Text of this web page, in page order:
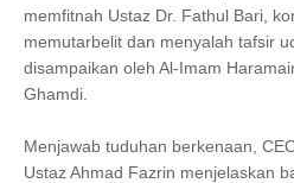
memfitnah Ustaz Dr. Fathul Bari,
memutarbelit dan menyalah tafsir
disampaikan oleh Al-Imam
Ghamdi.
Menjawab tuduhan berkenaan,
Ustaz Ahmad Fazrin menjelaskan